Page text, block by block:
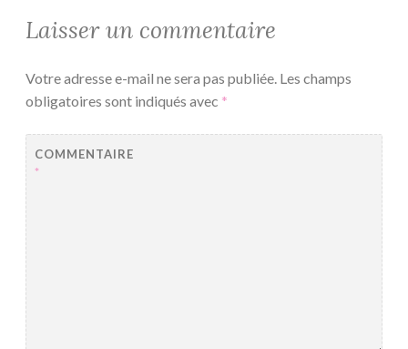
Laisser un commentaire
Votre adresse e-mail ne sera pas publiée. Les champs
obligatoires sont indiqués avec *
COMMENTAIRE
*